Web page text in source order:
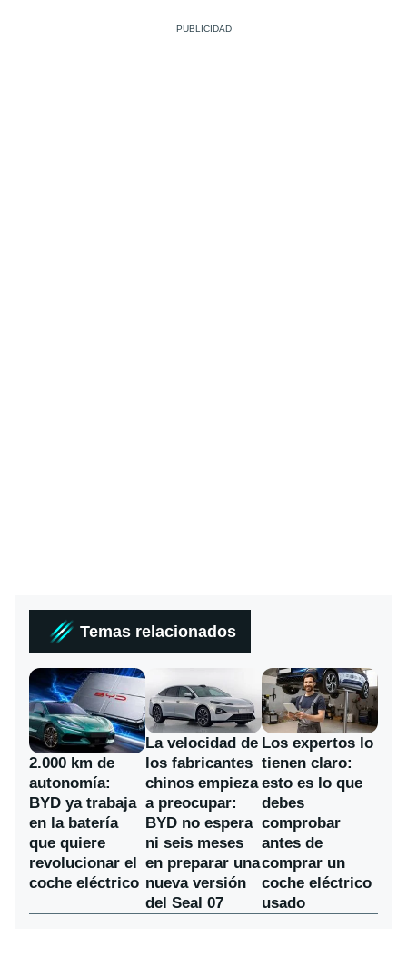
Temas relacionados
2.000 km de
autonomía:
BYD ya trabaja
en la batería
que quiere
revolucionar el
coche eléctrico
La velocidad de
los fabricantes
chinos empieza
a preocupar:
BYD no espera
ni seis meses
en preparar una
nueva versión
del Seal 07
Los expertos lo
tienen claro:
esto es lo que
debes
comprobar
antes de
comprar un
coche eléctrico
usado